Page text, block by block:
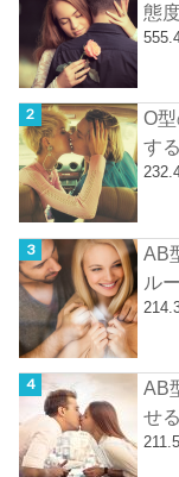
態
O
す
AB
ル
AB
せ